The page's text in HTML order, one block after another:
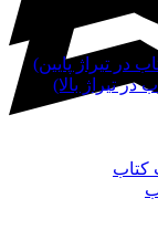
در تیراژ پایین)
تیراژ بالا)
کتاب